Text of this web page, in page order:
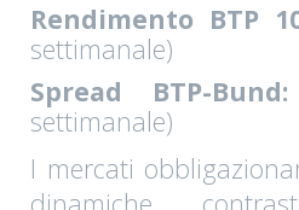
Rendimento BTP
settimanale)
Spread BTP-
settimanale)
I mercati